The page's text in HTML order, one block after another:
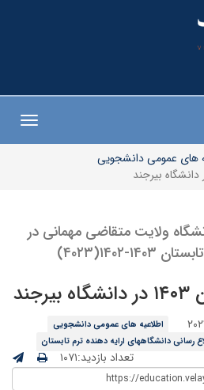
های عمومی دانشجویی
ولایت متقاضی مهمانی در
اطلاعیه های عمومی دانشجویی
رسانی دانشگاههای ارایه دهنده ترم تابستان
تعداد بازدید:۱۰۷۱